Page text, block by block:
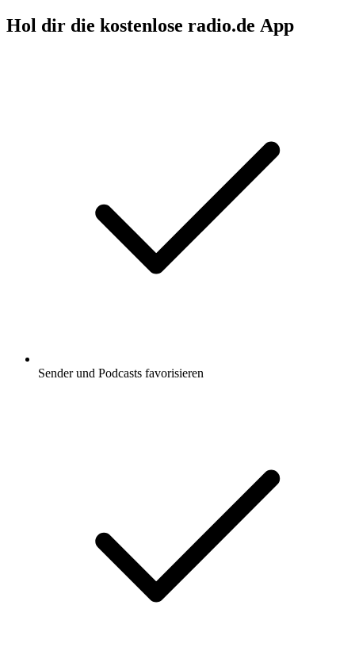
Hol dir die kostenlose radio.de App
Sender und Podcasts favorisieren